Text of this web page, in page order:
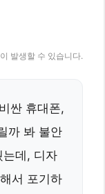
발생할 수 있습니다.
싼 휴대폰,
까 봐 불안
는데, 디자
서 포기하